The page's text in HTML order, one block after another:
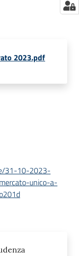
2023.pdf
31-10-2023-
unico-a-